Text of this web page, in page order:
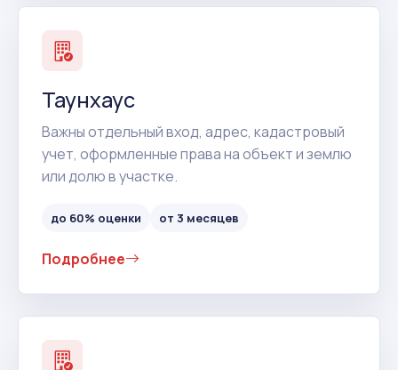
Таунхаус
Важны отдельный вход, адрес, кадастровый
учет, оформленные права на объект и землю
или долю в участке.
до 60% оценки от 3 месяцев
Подробнее